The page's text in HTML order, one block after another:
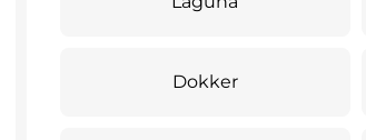
Dokker